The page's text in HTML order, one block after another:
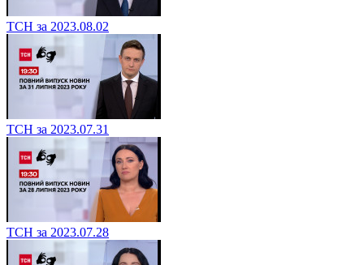
ТСН за 2023.08.02
ТСН за 2023.07.31
ТСН за 2023.07.28